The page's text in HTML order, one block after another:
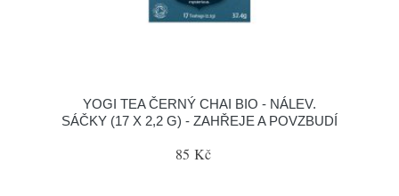
YOGI TEA ČERNÝ CHAI BIO - NÁLEV.
SÁČKY (17 X 2,2 G) - ZAHŘEJE A POVZBUDÍ
85 Kč